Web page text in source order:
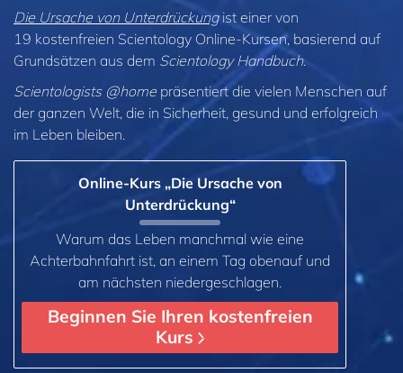
Die Ursache von Unterdrückungist einer von
19 kostenfreien Scientology Online-Kursen, basierend auf
Grundsätzen aus dem Scientology Handbuch.
Scientologists @home präsentiert die vielen Menschen auf
der ganzen Welt, die in Sicherheit, gesund und erfolgreich
im Leben bleiben.
Online-Kurs „Die Ursache von
Unterdrückung“
Warum das Leben manchmal wie eine
Achterbahnfahrt ist, an einem Tag obenauf und
am nächsten niedergeschlagen.
Beginnen Sie Ihren kostenfreien
Kurs